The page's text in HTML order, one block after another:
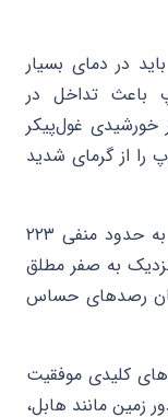
در دمای بسیار
باعث تداخل در
غول‌پیکر
را از گرمای شدید
این سپر، دمای سمت تاریک تلسکوپ را به حدود منفی ۲۲۳
که نزدیک به صفر مطلق
رصدهای حساس
کلیدی موفقیت
مانند هابل،